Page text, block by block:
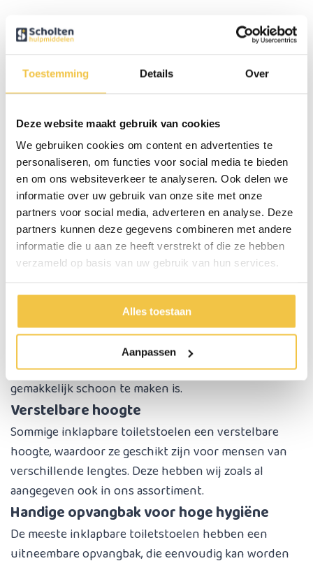
Toestemming Details Over
Deze website maakt gebruik van cookies
We gebruiken cookies om content en advertenties te
personaliseren, om functies voor social media te bieden
en om ons websiteverkeer te analyseren. Ook delen we
informatie over uw gebruik van onze site met onze
partners voor social media, adverteren en analyse. Deze
partners kunnen deze gegevens combineren met andere
informatie die u aan ze heeft verstrekt of die ze hebben
verzameld op basis van uw gebruik van hun services.
Alles toestaan
Aanpassen
Voordelen inklapbare toiletstoel
De stoel kan eenvoudig worden ingeklapt, waardoor
kleinere woningen of voor transport.
Gemakkelijk te vervoeren
Door het lichte gewicht en het compacte formaat is
een inklapbare toiletstoel gemakkelijk mee te nemen,
bijvoorbeeld op reis of naar een andere locatie.
Stevige constructie
Ondanks het inklapbare ontwerp zijn deze stoelen
vaak gemaakt van duurzame materialen zoals
Comfortabele zitting
Veel modellen hebben een comfortabele,
ergonomische zitting die ondersteuning biedt en
gemakkelijk schoon te maken is.
Verstelbare hoogte
Sommige inklapbare toiletstoelen een verstelbare
hoogte, waardoor ze geschikt zijn voor mensen van
verschillende lengtes. Deze hebben wij zoals al
aangegeven ook in ons assortiment.
Handige opvangbak voor hoge hygiëne
De meeste inklapbare toiletstoelen hebben een
uitneembare opvangbak, die eenvoudig kan worden